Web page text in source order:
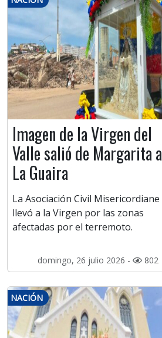
Imagen de la Virgen del
Valle salió de Margarita a
La Guaira
La Asociación Civil Misericordiane
llevó a la Virgen por las zonas
afectadas por el terremoto.
domingo, 26 julio 2026 - 802
NACIÓN